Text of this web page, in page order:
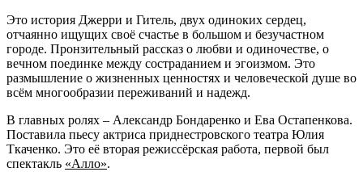
Это история Джерри и Гитель, двух одиноких сердец,
отчаянно ищущих своё счастье в большом и безучастном
городе. Пронзительный рассказ о любви и одиночестве, о
вечном поединке между состраданием и эгоизмом. Это
размышление о жизненных ценностях и человеческой душе во
всём многообразии переживаний и надежд.
В главных ролях – Александр Бондаренко и Ева Остапенкова.
Поставила пьесу актриса приднестровского театра Юлия
Ткаченко. Это её вторая режиссёрская работа, первой был
спектакль «Алло».